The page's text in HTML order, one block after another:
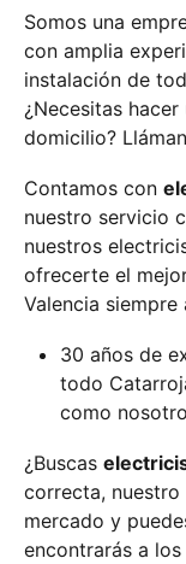
Somos una
con amplia
instalación de
¿Necesitas
domicilio?
Contamos con
nuestro servicio
nuestros
ofrecerte el
Valencia
30 años de
todo
como
¿Buscas
correcta,
mercado y
encontrarás a